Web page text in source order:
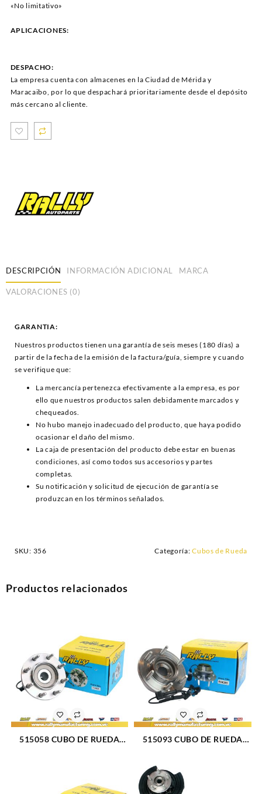
«No limitativo»
APLICACIONES:
DESPACHO:
La empresa cuenta con almacenes en la Ciudad de Mérida y
Maracaibo, por lo que despachará prioritariamente desde el depósito
más cercano al cliente.
DESCRIPCIÓN INFORMACIÓN ADICIONAL MARCA
VALORACIONES (0)
GARANTIA:
Nuestros productos tienen una garantía de seis meses (180 días) a
partir de la fecha de la emisión de la factura/guía, siempre y cuando
se verifique que:
La mercancía pertenezca efectivamente a la empresa, es por
ello que nuestros productos salen debidamente marcados y
chequeados.
No hubo manejo inadecuado del producto, que haya podido
ocasionar el daño del mismo.
La caja de presentación del producto debe estar en buenas
condiciones, así como todos sus accesorios y partes
completas.
Su notificación y solicitud de ejecución de garantía se
produzcan en los términos señalados.
SKU: 356 Categoría:Cubos de Rueda
Productos relacionados
515058 CUBO DE RUEDA
515093 CUBO DE RUEDA
HUMMER H3 06-08 (1337)